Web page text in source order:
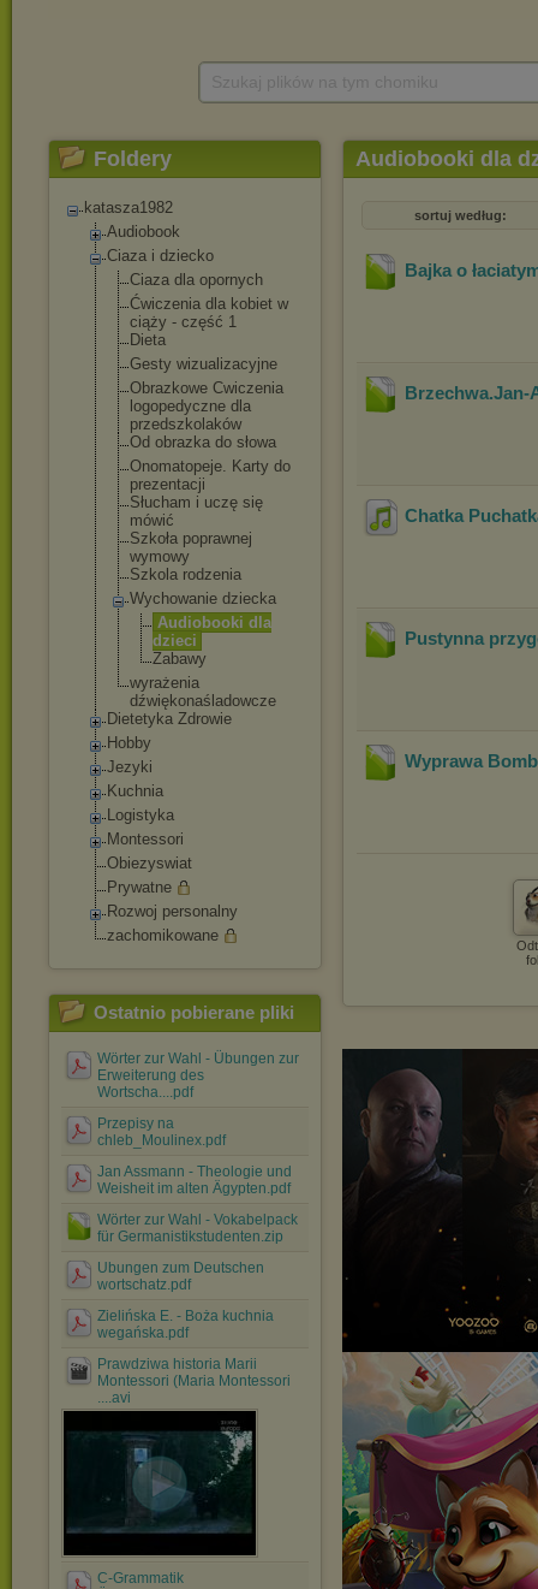
Foldery
katasza1982
Audiobook
Ciaza i dziecko
Ciaza dla opornych
Ćwiczenia dla kobiet w
ciąży - część 1
Dieta
Gesty wizualizacyjne
Obrazkowe Cwiczenia
logopedyczne dla
przedszkolaków
Od obrazka do słowa
Onomatopeje. Karty do
prezentacji
Słucham i uczę się
mówić
Szkoła poprawnej
wymowy
Szkola rodzenia
Wychowanie dziecka
Audiobooki dla
dzieci
Zabawy
wyrażenia
dźwiękonaśladowcze
Dietetyka Zdrowie
Hobby
Jezyki
Kuchnia
Logistyka
Montessori
Obiezyswiat
Prywatne
Rozwoj personalny
zachomikowane
Ostatnio pobierane pliki
Wörter zur Wahl - Übungen zur
Erweiterung des
Wortscha....pdf
Przepisy na
chleb_Moulinex.pdf
Jan Assmann - Theologie und
Weisheit im alten Ägypten.pdf
Wörter zur Wahl - Vokabelpack
für Germanistikstudenten.zip
Ubungen zum Deutschen
wortschatz.pdf
Zielińska E. - Boża kuchnia
wegańska.pdf
Prawdziwa historia Marii
Montessori (Maria Montessori
....avi
C-Grammatik
Audiobooki dla
sortuj według:
Bajka o
Brzechwa.Jan-
Chatka
Pustynna
Wyprawa